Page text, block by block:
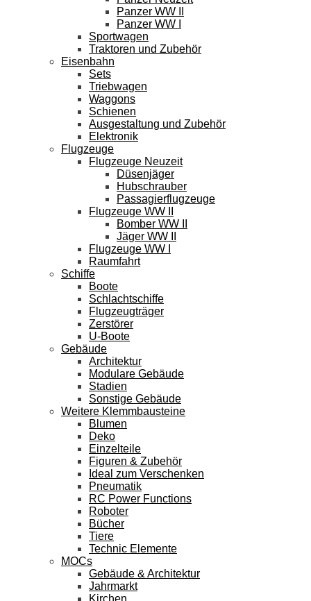
Panzer WW II
Panzer WW I
Sportwagen
Traktoren und Zubehör
Eisenbahn
Sets
Triebwagen
Waggons
Schienen
Ausgestaltung und Zubehör
Elektronik
Flugzeuge
Flugzeuge Neuzeit
Düsenjäger
Hubschrauber
Passagierflugzeuge
Flugzeuge WW II
Bomber WW II
Jäger WW II
Flugzeuge WW I
Raumfahrt
Schiffe
Boote
Schlachtschiffe
Flugzeugträger
Zerstörer
U-Boote
Gebäude
Architektur
Modulare Gebäude
Stadien
Sonstige Gebäude
Weitere Klemmbausteine
Blumen
Deko
Einzelteile
Figuren & Zubehör
Ideal zum Verschenken
Pneumatik
RC Power Functions
Roboter
Bücher
Tiere
Technic Elemente
MOCs
Gebäude & Architektur
Jahrmarkt
Kirchen